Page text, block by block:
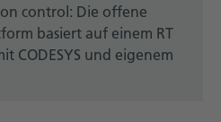
control: Die offene
basiert auf einem RT
CODESYS und eigenem